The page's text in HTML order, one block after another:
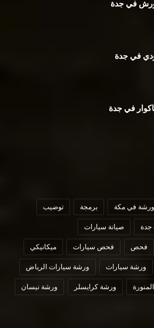
في جدة
في جدة
في جدة
في مكة برمجة توضيب
جدة صيانة سيارات
فحص فحص سيارات ميكانيكي
ورشة سيارات ورشة سيارات الرياض
ورشة كرايسلر ورشة نيسان